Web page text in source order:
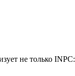
не только INPC: